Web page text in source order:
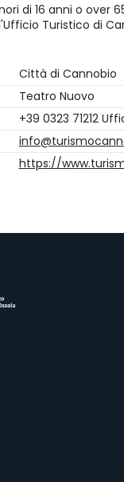
di 16 anni o over
Turistico di
Città di Cannobio
Teatro Nuovo
+39 0323 71212
https://